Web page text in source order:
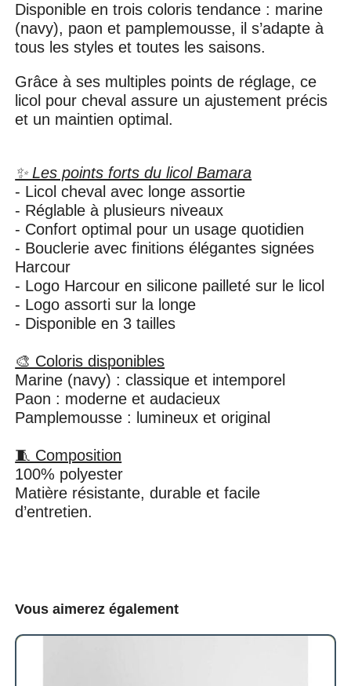
Disponible en trois coloris tendance : marine
(navy), paon et pamplemousse, il s’adapte à
tous les styles et toutes les saisons.
Grâce à ses multiples points de réglage, ce
licol pour cheval assure un ajustement précis
et un maintien optimal.
✨ Les points forts du licol Bamara
- Licol cheval avec longe assortie
- Réglable à plusieurs niveaux
- Confort optimal pour un usage quotidien
- Bouclerie avec finitions élégantes signées
Harcour
- Logo Harcour en silicone pailleté sur le licol
- Logo assorti sur la longe
- Disponible en 3 tailles
🎨 Coloris disponibles
Marine (navy) : classique et intemporel
Paon : moderne et audacieux
Pamplemousse : lumineux et original
🧵 Composition
100% polyester
Matière résistante, durable et facile
d’entretien.
Vous aimerez également